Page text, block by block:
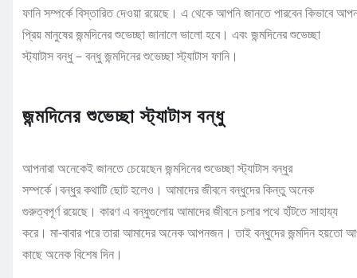
ফানি সম্পর্কে বিস্তারিত দেওয়া রয়েছে। এ থেকে আপনি জানতে পারবেন কিভাবে
প্রিয় মানুষের জন্মদিনের শুভেচ্ছা জানালে ভালো হবে। এবং জন্মদিনের শুভেচ্ছা
স্ট্যাটাস বন্ধু – বন্ধু জন্মদিনের শুভেচ্ছা স্ট্যাটাস ফানি।
জন্মদিনের শুভেচ্ছা স্ট্যাটাস বন্ধু
আপনারা অনেকেই জানতে চেয়েছেন জন্মদিনের শুভেচ্ছা স্ট্যাটাস বন্ধুর
সম্পর্কে।বন্ধুর কথাটি ছোট হলেও। আমাদের জীবনে বন্ধুদের কিন্তু অনেক
গুরুত্বপূর্ণ রয়েছে। কারণ এ বন্ধুগুলোয় আমাদের জীবনে চলার পথে হাঁটতে সাহায্য
করে। মা-বাবার পরে তারা আমাদের অনেক আপনজন। তাই বন্ধুদের জন্মদিন হয়তো
কাছে অনেক বিশেষ দিন।